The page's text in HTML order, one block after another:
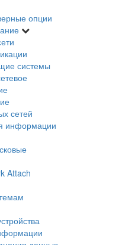
опции
системы
сетей
информации
Attach